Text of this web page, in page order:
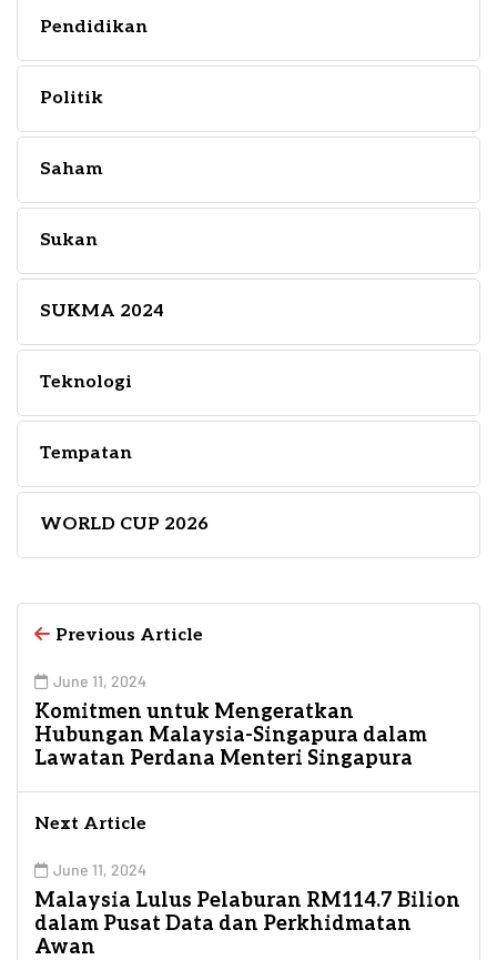
Pendidikan
Politik
Saham
Sukan
SUKMA 2024
Teknologi
Tempatan
WORLD CUP 2026
Previous Article
June 11, 2024
Komitmen untuk Mengeratkan
Hubungan Malaysia-Singapura dalam
Lawatan Perdana Menteri Singapura
Next Article
June 11, 2024
Malaysia Lulus Pelaburan RM114.7 Bilion
dalam Pusat Data dan Perkhidmatan
Awan